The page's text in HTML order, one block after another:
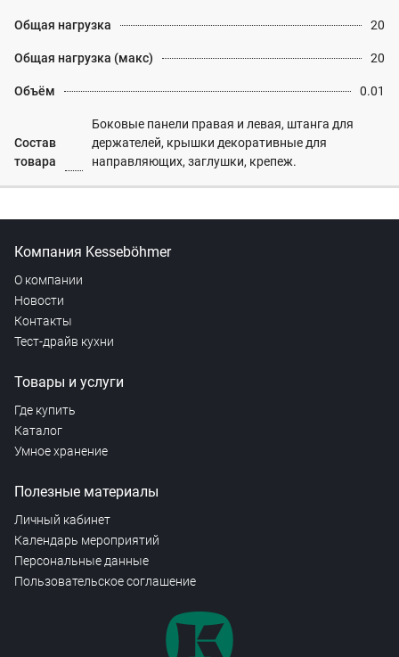
Общая нагрузка 20
Общая нагрузка (макс) 20
Объём 0.01
Состав
товара
Боковые панели правая и левая, штанга для
держателей, крышки декоративные для
направляющих, заглушки, крепеж.
Компания Kesseböhmer
О компании
Новости
Контакты
Тест-драйв кухни
Товары и услуги
Где купить
Каталог
Умное хранение
Полезные материалы
Личный кабинет
Календарь мероприятий
Персональные данные
Пользовательское соглашение